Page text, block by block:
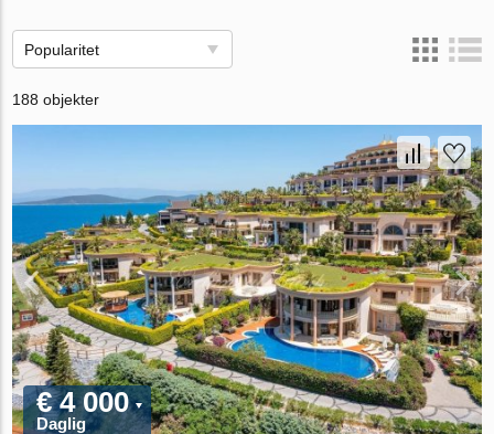
Popularitet
188 objekter
€ 4 000
Daglig